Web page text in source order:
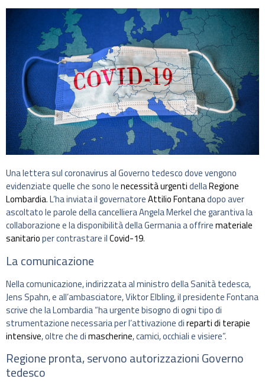
Una lettera sul coronavirus al Governo tedesco dove vengono
evidenziate quelle che sono lenecessità urgentidellaRegione
Lombardia. L’ha inviata il governatoreAttilio Fontanadopo aver
ascoltato le parole della cancelliera Angela Merkel che garantiva la
collaborazione e la disponibilità della Germania a offriremateriale
sanitarioper contrastare ilCovid-19.
La comunicazione
Nella comunicazione, indirizzata al ministro della Sanità tedesca,
Jens Spahn, e all’ambasciatore, Viktor Elbling, il presidente Fontana
scrive che la Lombardia “ha urgente bisogno di ogni tipo di
strumentazione necessaria per l’attivazione direparti di terapie
intensive, oltre che dimascherine, camici, occhiali e visiere”.
Regione pronta, servono autorizzazioni Governo
tedesco